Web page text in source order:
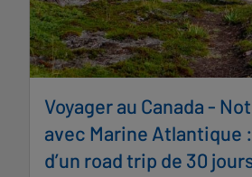
Voyager au Canada -
avec Marine Atlantique
d’un road trip de 30